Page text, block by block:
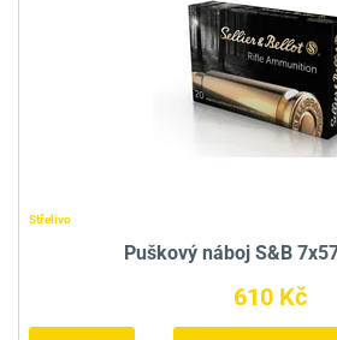
Střelivo
Puškový náboj S&B
610 Kč